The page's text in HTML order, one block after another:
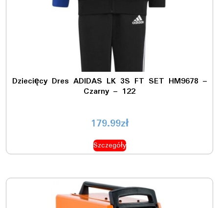
Dziecięcy Dres ADIDAS LK 3S FT SET HM9678 –
Czarny – 122
179.99zł
Szczegóły